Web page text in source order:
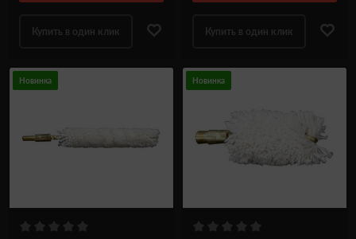
Купить в один клик Купить в один клик
Новинка Новинка